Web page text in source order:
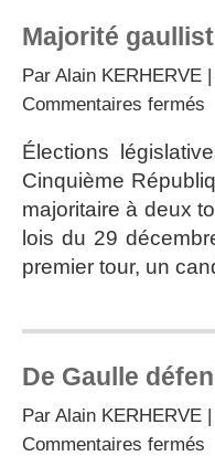
Majorité
Par Alain KERHERVE
Commentaires fermés
à
Élections
Cinquième
majoritaire à deux
lois du 29
premier tour, un
De Gaulle
Par Alain KERHERVE
Commentaires fermés